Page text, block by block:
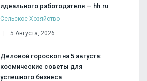
идеального работодателя — hh.ru
Сельское Хозяйство
5 Августа, 2026
Деловой гороскоп на 5 августа:
космические советы для
успешного бизнеса